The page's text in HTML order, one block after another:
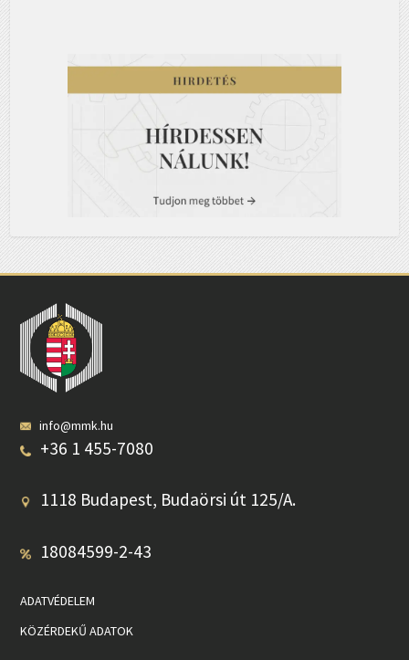
info@mmk.hu
+36 1 455-7080
1118 Budapest, Budaörsi út 125/A.
18084599-2-43
ADATVÉDELEM
KÖZÉRDEKŰ ADATOK